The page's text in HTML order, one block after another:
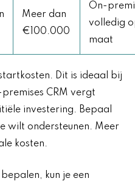
Meer dan
€100.000
On-
volledig
maat
Dit is ideaal bij
premises CRM vergt
investering. Bepaal
wilt ondersteunen. Meer
kosten.
kun je een